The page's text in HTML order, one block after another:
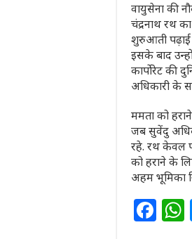
वायुसेना की
चंद्रनाथ रथ
शुरुआती पढ़ाई
इसके बाद
कार्पोरेट की
अधिकारी के
ममता को
जब सुवेंदु
रहे. रथ केवल
को हराने के
अहम भूमिका
F